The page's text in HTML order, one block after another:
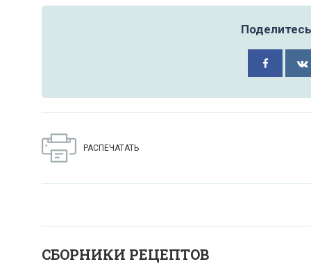
РАСПЕЧАТАТЬ
СБОРНИКИ РЕЦЕПТОВ